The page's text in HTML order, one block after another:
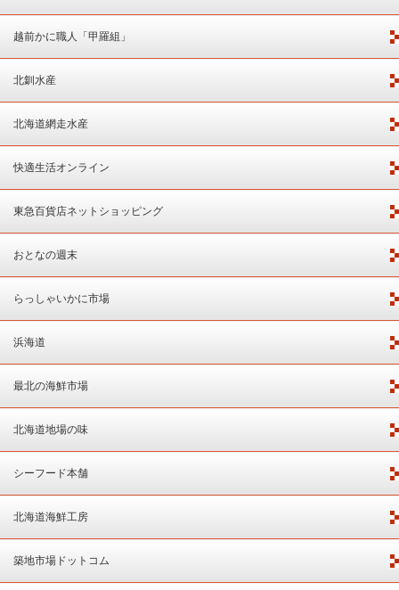
越前かに職人「甲羅組」
北釧水産
北海道網走水産
快適生活オンライン
東急百貨店ネットショッピング
おとなの週末
らっしゃいかに市場
浜海道
最北の海鮮市場
北海道地場の味
シーフード本舗
北海道海鮮工房
築地市場ドットコム